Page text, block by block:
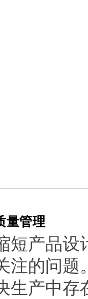
量管理
短产品设
注的问题
生产中存